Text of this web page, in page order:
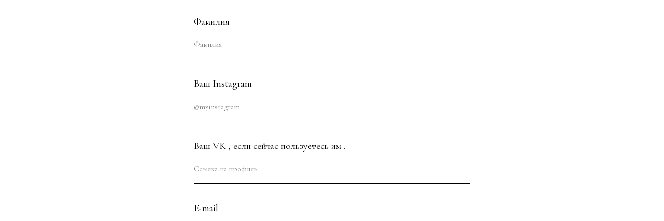
Фамилия
Ваш Instagram
Ваш VK , если сейчас пользуетесь им .
E-mail